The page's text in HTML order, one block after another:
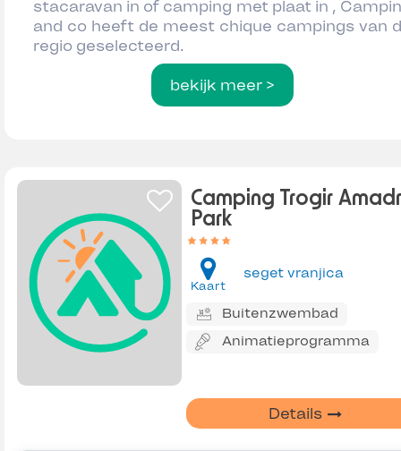
stacaravan in of camping met plaat in ,
and co heeft de meest chique campings van
regio geselecteerd.
bekijk meer >
Camping Trogir
Park
Kaart
seget vranjica
Buitenzwembad
Animatieprogramma
Details